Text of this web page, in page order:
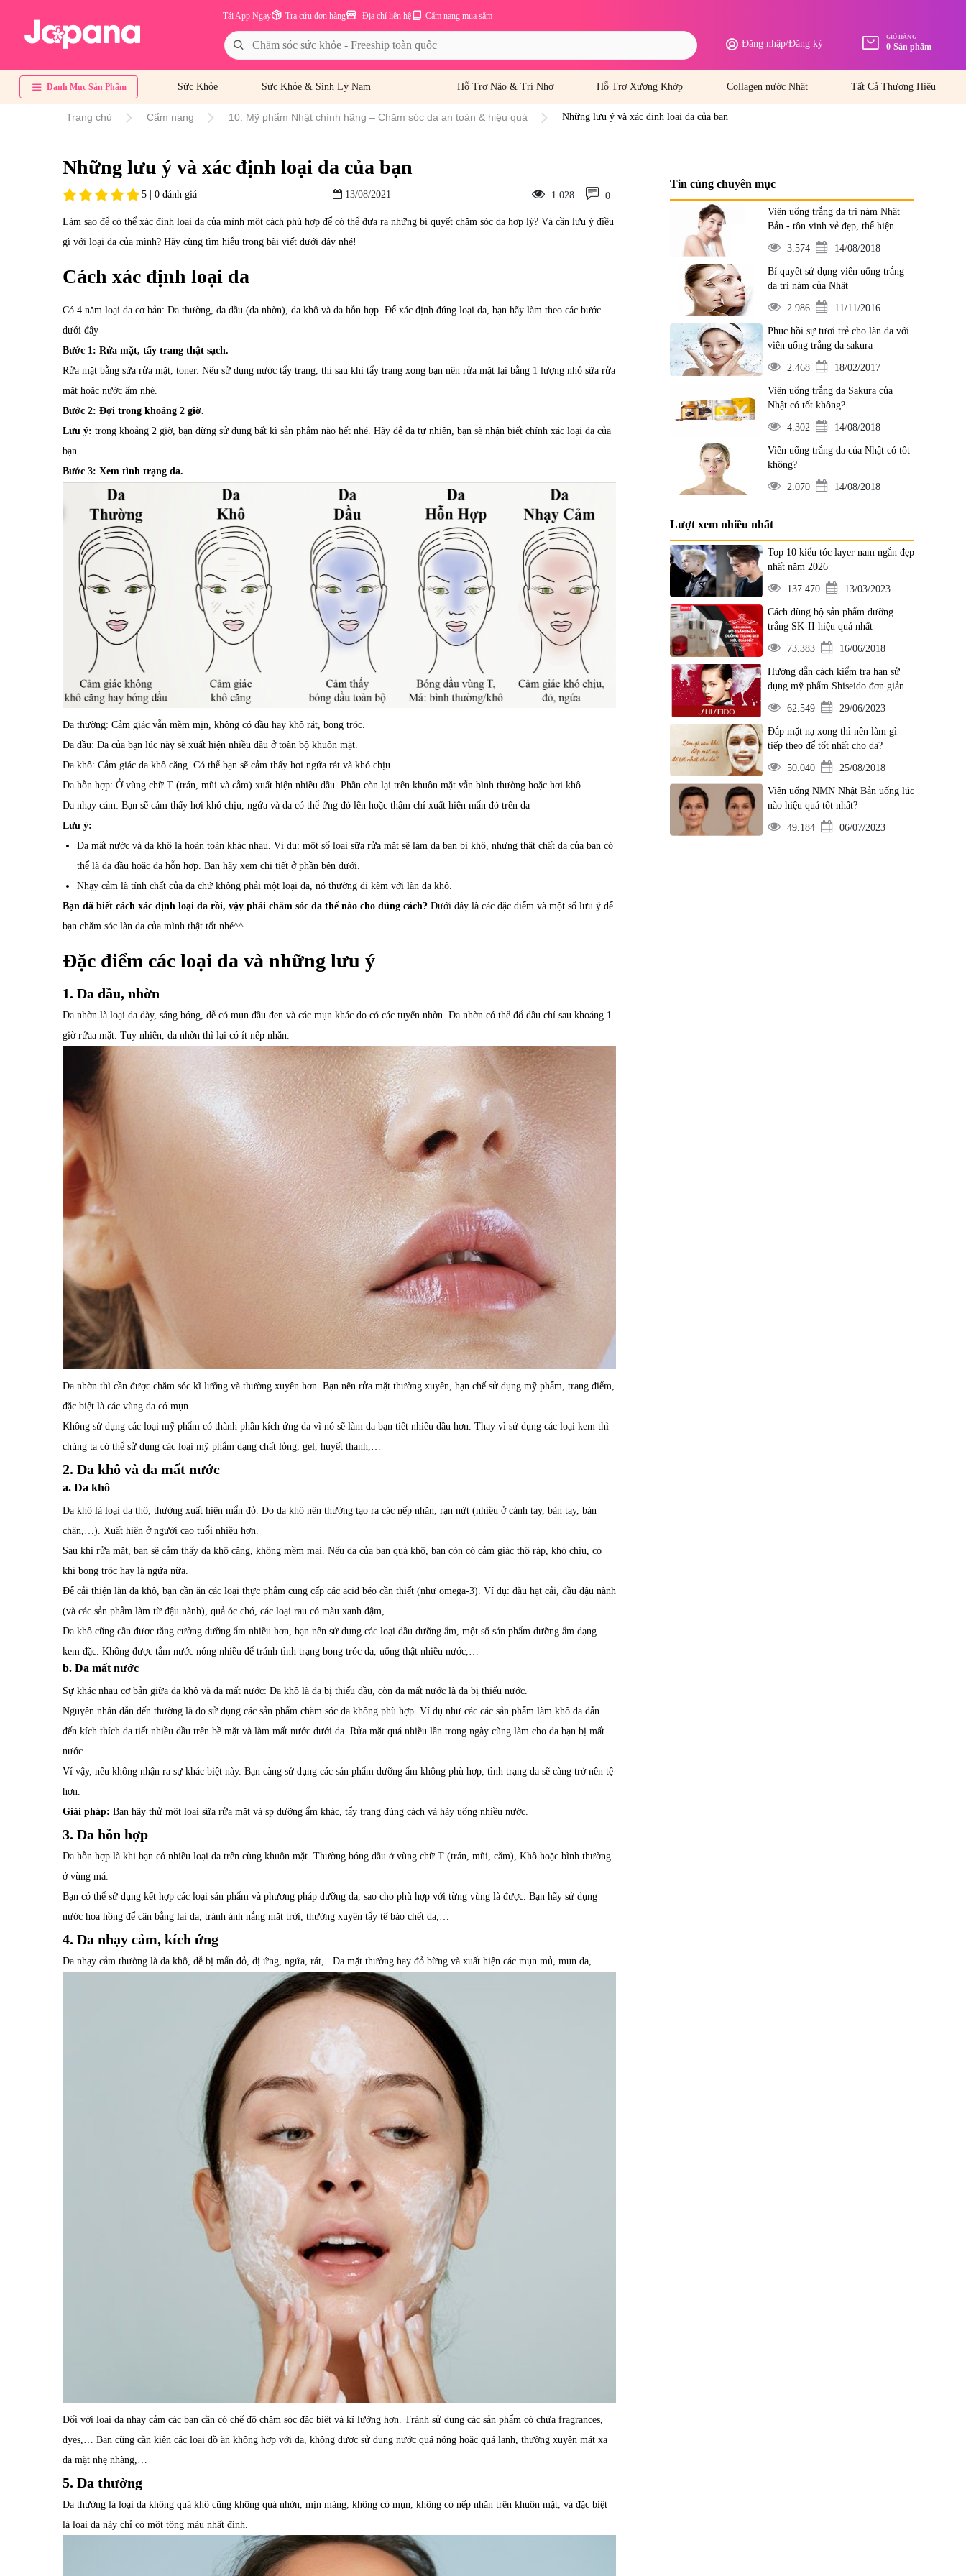
Cẩm nang mua sắm
Địa chỉ liên hệ
Tra cứu đơn hàng
Tải App Ngay
Đăng nhập/Đăng ký
GIỎ HÀNG
0 Sản phẩm
Danh Mục Sản Phẩm Sức Khỏe Sức Khỏe & Sinh Lý Nam Hỗ Trợ Não & Trí Nhớ Hỗ Trợ Xương Khớp Collagen nước Nhật Tất Cả Thương Hiệu
Trang chủ Cẩm nang 10. Mỹ phẩm Nhật chính hãng – Chăm sóc da an toàn & hiệu quả Những lưu ý và xác định loại da của bạn
Những lưu ý và xác định loại da của bạn
5 | 0 đánh giá 13/08/2021 1.028 0
Làm sao để có thể xác định loại da của mình một cách phù hợp để có thể đưa ra những bí quyết chăm sóc da hợp lý? Và cần lưu ý điều
gì với loại da của mình? Hãy cùng tìm hiểu trong bài viết dưới đây nhé!
Cách xác định loại da
Có 4 năm loại da cơ bản: Da thường, da dầu (da nhờn), da khô và da hỗn hợp. Để xác định đúng loại da, bạn hãy làm theo các bước
dưới đây
Bước 1: Rửa mặt, tẩy trang thật sạch.
Rửa mặt bằng sữa rửa mặt, toner. Nếu sử dụng nước tẩy trang, thì sau khi tẩy trang xong bạn nên rửa mặt lại bằng 1 lượng nhỏ sữa rửa
mặt hoặc nước ấm nhé.
Bước 2: Đợi trong khoảng 2 giờ.
Lưu ý: trong khoảng 2 giờ, bạn đừng sử dụng bất kì sản phẩm nào hết nhé. Hãy để da tự nhiên, bạn sẽ nhận biết chính xác loại da của
bạn.
Bước 3: Xem tình trạng da.
Da thường: Cảm giác vẫn mềm mịn, không có dầu hay khô rát, bong tróc.
Da dầu: Da của bạn lúc này sẽ xuất hiện nhiều dầu ở toàn bộ khuôn mặt.
Da khô: Cảm giác da khô căng. Có thể bạn sẽ cảm thấy hơi ngứa rát và khó chịu.
Da hỗn hợp: Ở vùng chữ T (trán, mũi và cằm) xuất hiện nhiều dầu. Phần còn lại trên khuôn mặt vẫn bình thường hoặc hơi khô.
Da nhạy cảm: Bạn sẽ cảm thấy hơi khó chịu, ngứa và da có thể ửng đỏ lên hoặc thậm chí xuất hiện mẩn đỏ trên da
Lưu ý:
Da mất nước và da khô là hoàn toàn khác nhau. Ví dụ: một số loại sữa rửa mặt sẽ làm da bạn bị khô, nhưng thật chất da của bạn có
thể là da dầu hoặc da hỗn hợp. Bạn hãy xem chi tiết ở phần bên dưới.
Nhạy cảm là tính chất của da chứ không phải một loại da, nó thường đi kèm với làn da khô.
Bạn đã biết cách xác định loại da rồi, vậy phải chăm sóc da thế nào cho đúng cách? Dưới đây là các đặc điểm và một số lưu ý để
bạn chăm sóc làn da của mình thật tốt nhé^^
Đặc điểm các loại da và những lưu ý
1. Da dầu, nhờn
Da nhờn là loại da dày, sáng bóng, dễ có mụn đầu đen và các mụn khác do có các tuyến nhờn. Da nhờn có thể đổ dầu chỉ sau khoảng 1
giờ rửaa mặt. Tuy nhiên, da nhờn thì lại có ít nếp nhăn.
Da nhờn thì cần được chăm sóc kĩ lưỡng và thường xuyên hơn. Bạn nên rửa mặt thường xuyên, hạn chế sử dụng mỹ phẩm, trang điểm,
đặc biệt là các vùng da có mụn.
Không sử dụng các loại mỹ phẩm có thành phần kích ứng da vì nó sẽ làm da bạn tiết nhiều dầu hơn. Thay vì sử dụng các loại kem thì
chúng ta có thể sử dụng các loại mỹ phẩm dạng chất lỏng, gel, huyết thanh,…
2. Da khô và da mất nước
a. Da khô
Da khô là loại da thô, thường xuất hiện mẩn đỏ. Do da khô nên thường tạo ra các nếp nhăn, rạn nứt (nhiều ở cánh tay, bàn tay, bàn
chân,…). Xuất hiện ở người cao tuổi nhiều hơn.
Sau khi rửa mặt, bạn sẽ cảm thấy da khô căng, không mềm mại. Nếu da của bạn quá khô, bạn còn có cảm giác thô ráp, khó chịu, có
khi bong tróc hay là ngứa nữa.
Để cải thiện làn da khô, bạn cần ăn các loại thực phẩm cung cấp các acid béo cần thiết (như omega-3). Ví dụ: dầu hạt cải, dầu đậu nành
(và các sản phẩm làm từ đậu nành), quả óc chó, các loại rau có màu xanh đậm,…
Da khô cũng cần được tăng cường dưỡng ẩm nhiều hơn, bạn nên sử dụng các loại dầu dưỡng ẩm, một số sản phẩm dưỡng ẩm dạng
kem đặc. Không được tắm nước nóng nhiều để tránh tình trạng bong tróc da, uống thật nhiều nước,…
b. Da mất nước
Sự khác nhau cơ bản giữa da khô và da mất nước: Da khô là da bị thiếu dầu, còn da mất nước là da bị thiếu nước.
Nguyên nhân dẫn đến thường là do sử dụng các sản phẩm chăm sóc da không phù hợp. Ví dụ như các các sản phẩm làm khô da dẫn
đến kích thích da tiết nhiều dầu trên bề mặt và làm mất nước dưới da. Rửa mặt quá nhiều lần trong ngày cũng làm cho da bạn bị mất
nước.
Ví vậy, nếu không nhận ra sự khác biệt này. Bạn càng sử dụng các sản phẩm dưỡng ẩm không phù hợp, tình trạng da sẽ càng trở nên tệ
hơn.
Giải pháp: Bạn hãy thử một loại sữa rửa mặt và sp dưỡng ẩm khác, tẩy trang đúng cách và hãy uống nhiều nước.
3. Da hỗn hợp
Da hỗn hợp là khi bạn có nhiều loại da trên cùng khuôn mặt. Thường bóng dầu ở vùng chữ T (trán, mũi, cằm), Khô hoặc bình thường
ở vùng má.
Bạn có thể sử dụng kết hợp các loại sản phẩm và phương pháp dưỡng da, sao cho phù hợp với từng vùng là được. Bạn hãy sử dụng
nước hoa hồng để cân bằng lại da, tránh ánh nắng mặt trời, thường xuyên tẩy tế bào chết da,…
4. Da nhạy cảm, kích ứng
Da nhạy cảm thường là da khô, dễ bị mẩn đỏ, dị ứng, ngứa, rát,.. Da mặt thường hay đỏ bừng và xuất hiện các mụn mủ, mụn da,…
Đối với loại da nhạy cảm các bạn cần có chế độ chăm sóc đặc biệt và kĩ lưỡng hơn. Tránh sử dụng các sản phẩm có chứa fragrances,
dyes,… Bạn cũng cần kiên các loại đồ ăn không hợp với da, không được sử dụng nước quá nóng hoặc quá lạnh, thường xuyên mát xa
da mặt nhẹ nhàng,…
5. Da thường
Da thường là loại da không quá khô cũng không quá nhờn, mịn màng, không có mụn, không có nếp nhăn trên khuôn mặt, và đặc biệt
là loại da này chỉ có một tông màu nhất định.
Tin cùng chuyên mục
Viên uống trắng da trị nám Nhật
Bản - tôn vinh vẻ đẹp, thể hiện
đẳng cấp
3.574 14/08/2018
Bí quyết sử dụng viên uống trắng
da trị nám của Nhật
2.986 11/11/2016
Phục hồi sự tươi trẻ cho làn da với
viên uống trắng da sakura
2.468 18/02/2017
Viên uống trắng da Sakura của
Nhật có tốt không?
4.302 14/08/2018
Viên uống trắng da của Nhật có tốt
không?
2.070 14/08/2018
Lượt xem nhiều nhất
Top 10 kiểu tóc layer nam ngắn đẹp
nhất năm 2026
137.470 13/03/2023
Cách dùng bộ sản phẩm dưỡng
trắng SK-II hiệu quả nhất
73.383 16/06/2018
Hướng dẫn cách kiểm tra hạn sử
dụng mỹ phẩm Shiseido đơn giản
nhất
62.549 29/06/2023
Đắp mặt nạ xong thì nên làm gì
tiếp theo để tốt nhất cho da?
50.040 25/08/2018
Viên uống NMN Nhật Bản uống lúc
nào hiệu quả tốt nhất?
49.184 06/07/2023